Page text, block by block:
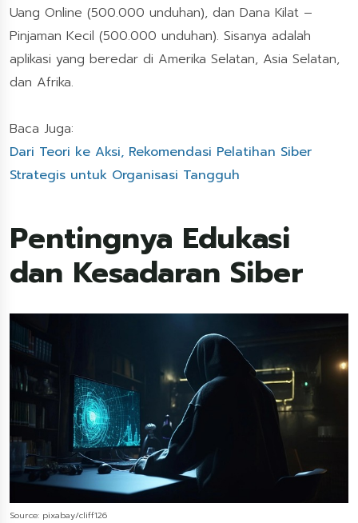
Uang Online (500.000 unduhan), dan Dana Kilat –
Pinjaman Kecil (500.000 unduhan). Sisanya adalah
aplikasi yang beredar di Amerika Selatan, Asia Selatan,
dan Afrika.
Baca Juga:
Dari Teori ke Aksi, Rekomendasi Pelatihan Siber
Strategis untuk Organisasi Tangguh
Pentingnya Edukasi
dan Kesadaran Siber
Source: pixabay/cliff126